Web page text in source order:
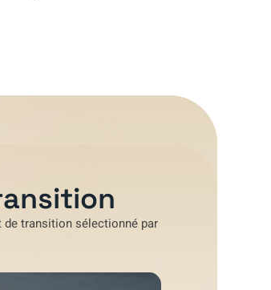
de transition sélectionné par